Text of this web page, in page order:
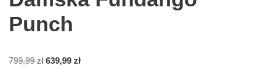
Punch
799,99zł 639,99 zł